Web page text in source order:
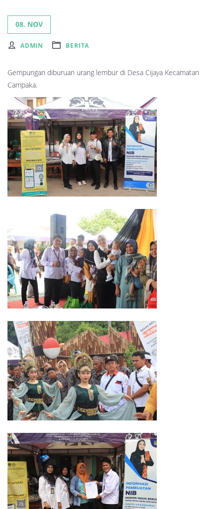
08. NOV
ADMIN BERITA
Gempungan diburuan urang lembur di Desa Cijaya Kecamatan
Campaka.